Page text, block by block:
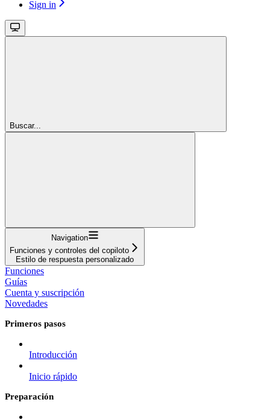
Sign in
Buscar...
Navigation
Funciones y controles del copiloto
Estilo de respuesta personalizado
Funciones
Guías
Cuenta y suscripción
Novedades
Primeros pasos
Introducción
Inicio rápido
Preparación